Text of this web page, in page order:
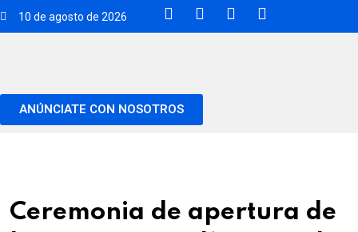
10 de agosto de 2026
ANÚNCIATE CON NOSOTROS
Ceremonia de apertura de